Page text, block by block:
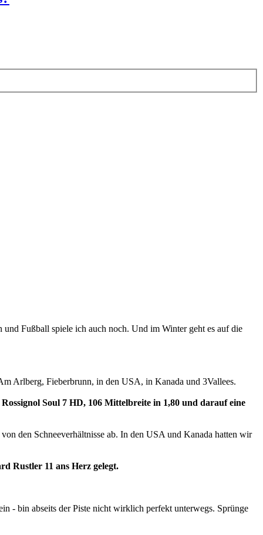
Fußball spiele ich auch noch. Und im Winter geht es auf die
Arlberg, Fieberbrunn, in den USA, in Kanada und 3Vallees.
Soul 7 HD, 106 Mittelbreite in 1,80 und darauf eine
den Schneeverhältnisse ab. In den USA und Kanada hatten wir
Rustler 11 ans Herz gelegt.
- bin abseits der Piste nicht wirklich perfekt unterwegs. Sprünge